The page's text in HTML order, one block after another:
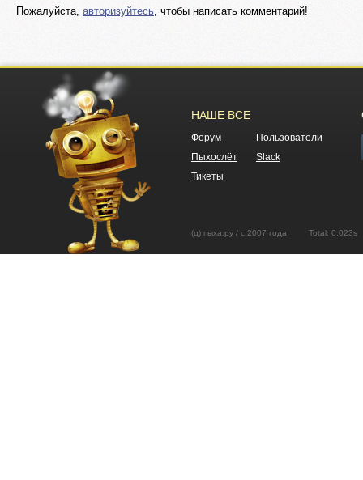
Пожалуйста, авторизуйтесь, чтобы написать комментарий!
НАШЕ ВСЕ
Форум
Пользователи
Пыхослёт
Slack
Тикеты
(ц) пыха.ру / с 2007 года Total: